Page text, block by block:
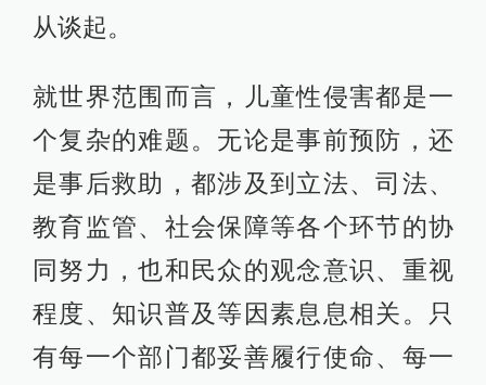
从谈起。
就世界范围而言，儿童性侵害都是一
个复杂的难题。无论是事前预防，还
是事后救助，都涉及到立法、司法、
教育监管、社会保障等各个环节的协
同努力，也和民众的观念意识、重视
程度、知识普及等因素息息相关。只
有每一个部门都妥善履行使命、每一